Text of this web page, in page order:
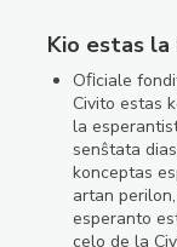
Kio estas la
Oﬁciale
Civito estas
la
senŝtata
konceptas
artan
esperanto
celo de la